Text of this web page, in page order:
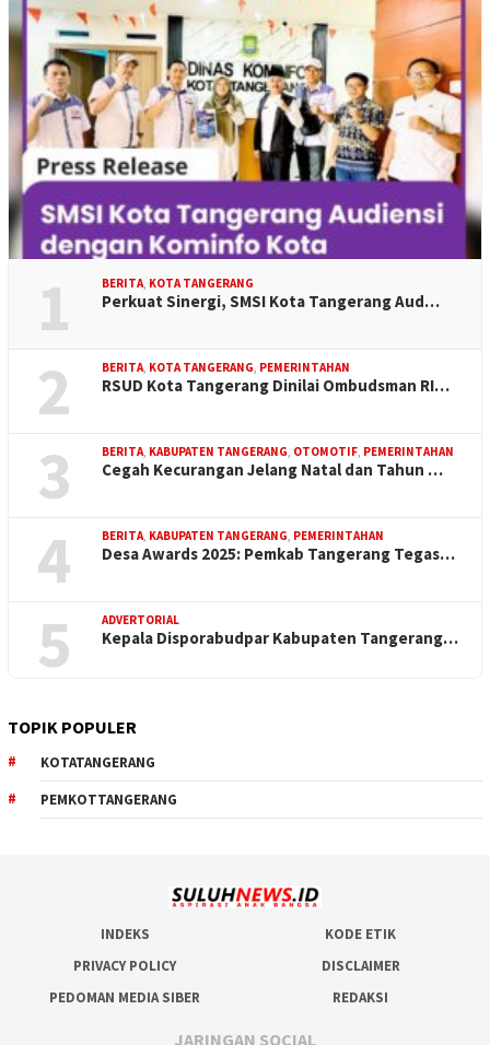
1 BERITA KOTA TANGERANG
Perkuat Sinergi, SMSI Kota Tangerang Aud…
2 BERITA KOTA TANGERANG PEMERINTAHAN
RSUD Kota Tangerang Dinilai Ombudsman RI…
3 BERITA KABUPATEN TANGERANG OTOMOTIF PEMERINTAHAN
Cegah Kecurangan Jelang Natal dan Tahun …
4 BERITA KABUPATEN TANGERANG PEMERINTAHAN
Desa Awards 2025: Pemkab Tangerang Tegas…
5 ADVERTORIAL
Kepala Disporabudpar Kabupaten Tangerang…
TOPIK POPULER
KOTATANGERANG
PEMKOTTANGERANG
INDEKS
KODE ETIK
PRIVACY POLICY
DISCLAIMER
PEDOMAN MEDIA SIBER
REDAKSI
JARINGAN SOCIAL